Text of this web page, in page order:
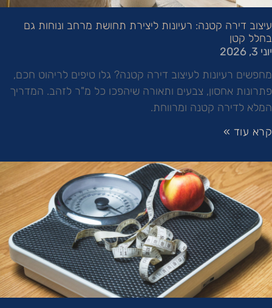
עיצוב דירה קטנה: רעיונות ליצירת תחושת מרחב ונוחות גם
בחלל קטן
יוני 3, 2026
מחפשים רעיונות לעיצוב דירה קטנה? גלו טיפים לריהוט חכם,
פתרונות אחסון, צבעים ותאורה שיהפכו כל מ"ר לזהב. המדריך
המלא לדירה קטנה ומרווחת.
קרא עוד »